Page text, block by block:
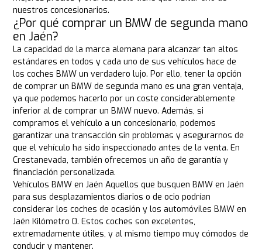
nuestros concesionarios.
¿Por qué comprar un BMW de segunda mano
en Jaén?
La capacidad de la marca alemana para alcanzar tan altos
estándares en todos y cada uno de sus vehículos hace de
los coches BMW un verdadero lujo. Por ello, tener la opción
de comprar un BMW de segunda mano es una gran ventaja,
ya que podemos hacerlo por un coste considerablemente
inferior al de comprar un BMW nuevo. Además, si
compramos el vehículo a un concesionario, podemos
garantizar una transacción sin problemas y asegurarnos de
que el vehículo ha sido inspeccionado antes de la venta. En
Crestanevada, también ofrecemos un año de garantía y
financiación personalizada.
Vehículos BMW en Jaén Aquellos que busquen BMW en Jaén
para sus desplazamientos diarios o de ocio podrían
considerar los coches de ocasión y los automóviles BMW en
Jaén Kilómetro 0. Estos coches son excelentes,
extremadamente útiles, y al mismo tiempo muy cómodos de
conducir y mantener.